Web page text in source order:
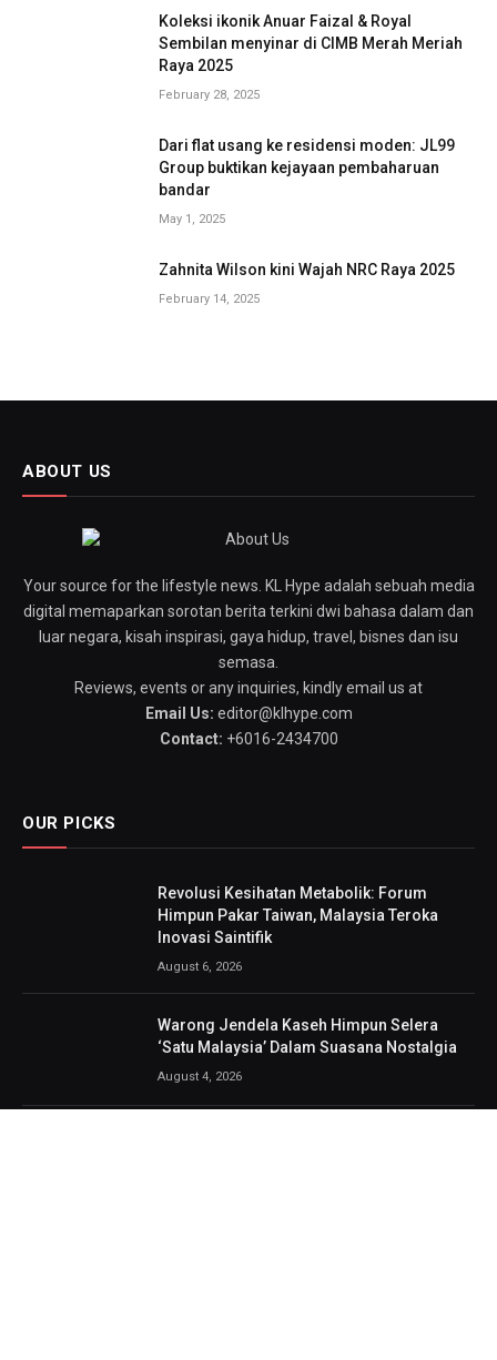
Koleksi ikonik Anuar Faizal & Royal
Sembilan menyinar di CIMB Merah Meriah
Raya 2025
February 28, 2025
Dari flat usang ke residensi moden: JL99
Group buktikan kejayaan pembaharuan
bandar
May 1, 2025
Zahnita Wilson kini Wajah NRC Raya 2025
February 14, 2025
ABOUT US
Your source for the lifestyle news. KL Hype adalah sebuah media
digital memaparkan sorotan berita terkini dwi bahasa dalam dan
luar negara, kisah inspirasi, gaya hidup, travel, bisnes dan isu
semasa.
Reviews, events or any inquiries, kindly email us at
Email Us: editor@klhype.com
Contact: +6016-2434700
OUR PICKS
Revolusi Kesihatan Metabolik: Forum
Himpun Pakar Taiwan, Malaysia Teroka
Inovasi Saintifik
August 6, 2026
Warong Jendela Kaseh Himpun Selera
‘Satu Malaysia’ Dalam Suasana Nostalgia
August 4, 2026